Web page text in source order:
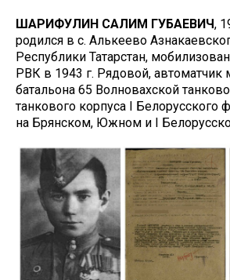
ШАРИФУЛИН САЛИМ ГУБАЕВИЧ,
родился в с. Алькеево
Республики Татарстан,
РВК в 1943 г. Рядовой, автоматчик
батальона 65 Волновахской
танкового корпуса I Белорусского
на Брянском, Южном и I